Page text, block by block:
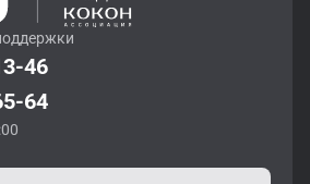
46
64